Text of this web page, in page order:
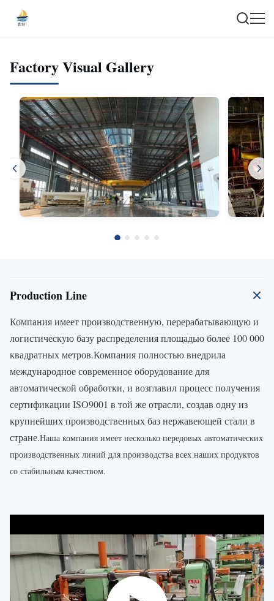
Factory Visual Gallery
Production Line
Компания имеет производственную, перерабатывающую и
логистическую базу распределения площадью более 100 000
квадратных метров.Компания полностью внедрила
международное современное оборудование для
автоматической обработки, и возглавил процесс получения
сертификации ISO9001 в той же отрасли, создав одну из
крупнейших производственных баз нержавеющей стали в
стране.Наша компания имеет несколько передовых автоматических
производственных линий для производства всех наших продуктов
со стабильным качеством.